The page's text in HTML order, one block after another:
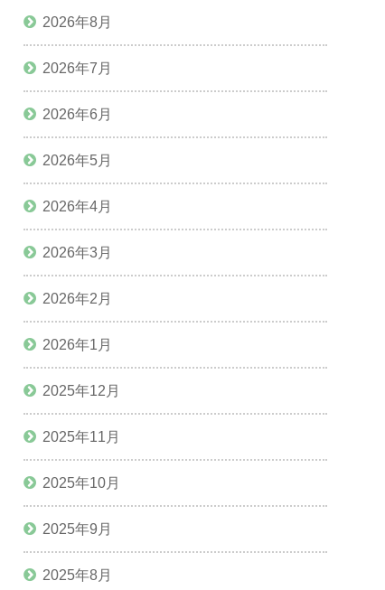
2026年8月
2026年7月
2026年6月
2026年5月
2026年4月
2026年3月
2026年2月
2026年1月
2025年12月
2025年11月
2025年10月
2025年9月
2025年8月